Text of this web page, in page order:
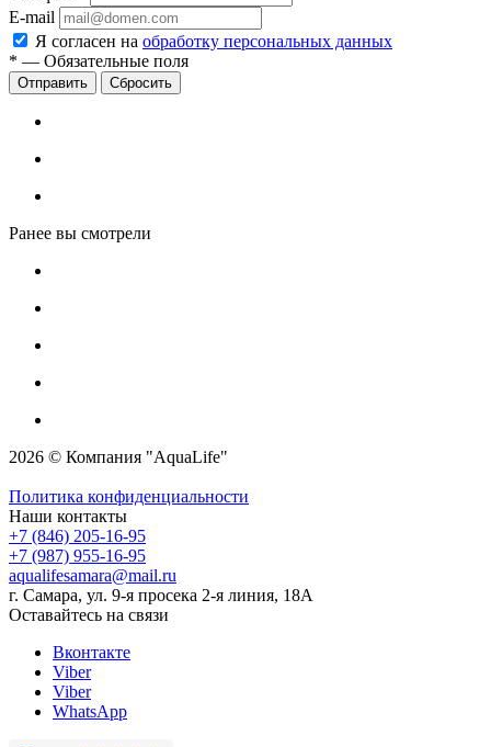
E-mail
Я согласен на обработку персональных данных
* — Обязательные поля
Сбросить
Ранее вы смотрели
2026 © Компания "AquaLife"
Политика конфиденциальности
Наши контакты
+7 (846) 205-16-95
+7 (987) 955-16-95
aqualifesamara@mail.ru
г. Самара, ул. 9-я просека 2-я линия, 18А
Оставайтесь на связи
Вконтакте
Viber
Viber
WhatsApp